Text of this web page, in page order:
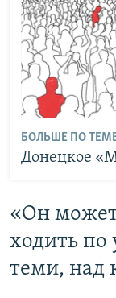
БОЛЬШЕ ПО
Донецкое
«Он может​
ходить по
теми, над